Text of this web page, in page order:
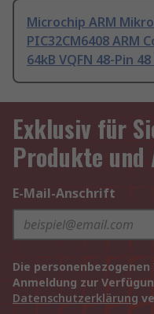
Microchip ARM
PIC32CM6408 ARM
64kB VQFN 48-Pin
Exklusiv für
Produkte und
E-Mail-Anschrift
Die
Anmeldung zur
Datenschutzerklärung